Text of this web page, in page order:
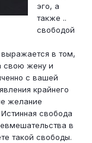
эго, а
также ..
свободой
в том,
свою жену и
с вашей
крайнего
желание
свобода
в
такой свободы.